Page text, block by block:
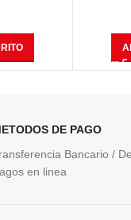
DE PAGO
Bancario /
en linea